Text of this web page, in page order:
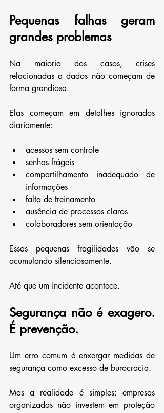
Pequenas falhas geram
grandes problemas
Na maioria dos casos, crises
relacionadas a dados não começam de
forma grandiosa.
Elas começam em detalhes ignorados
diariamente:
acessos sem controle
senhas frágeis
compartilhamento inadequado de
informações
falta de treinamento
ausência de processos claros
colaboradores sem orientação
Essas pequenas fragilidades vão se
acumulando silenciosamente.
Até que um incidente acontece.
Segurança não é exagero.
É prevenção.
Um erro comum é enxergar medidas de
segurança como excesso de burocracia.
Mas a realidade é simples: empresas
organizadas não investem em proteção